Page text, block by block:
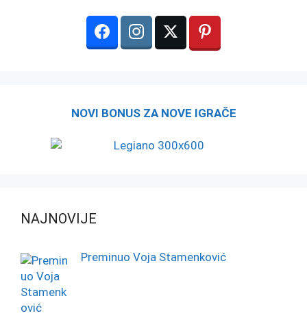
NOVI BONUS ZA NOVE IGRAČE
NAJNOVIJE
Preminuo Voja Stamenković